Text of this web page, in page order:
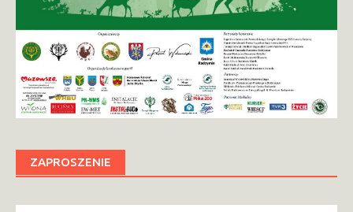
ZAPROSZENIE